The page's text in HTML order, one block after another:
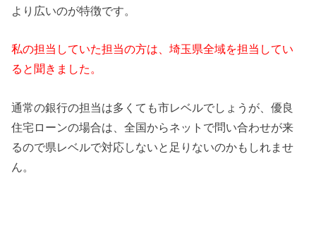
より広いのが特徴です。
私の担当していた担当の方は、埼玉県全域を担当してい
ると聞きました。
通常の銀行の担当は多くても市レベルでしょうが、優良
住宅ローンの場合は、全国からネットで問い合わせが来
るので県レベルで対応しないと足 りないのかもしれませ
ん。